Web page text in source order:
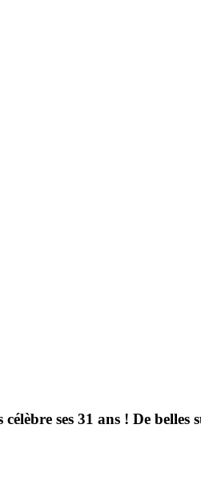
ses 31 ans ! De